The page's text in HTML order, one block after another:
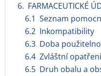
6. FARMACEUTICKÉ
6.1 Seznam
6.2 Inkompatibility
6.3 Doba
6.4 Zvláštní
6.5 Druh obalu a